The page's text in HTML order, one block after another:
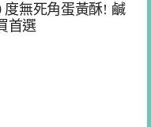
度無死角蛋黃酥! 鹹
首選